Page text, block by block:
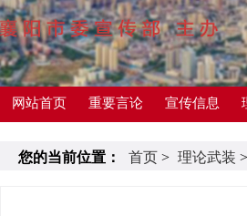
网站首页 重要言论 宣传信息
您的当前位置： 首页 > 理论武装 >